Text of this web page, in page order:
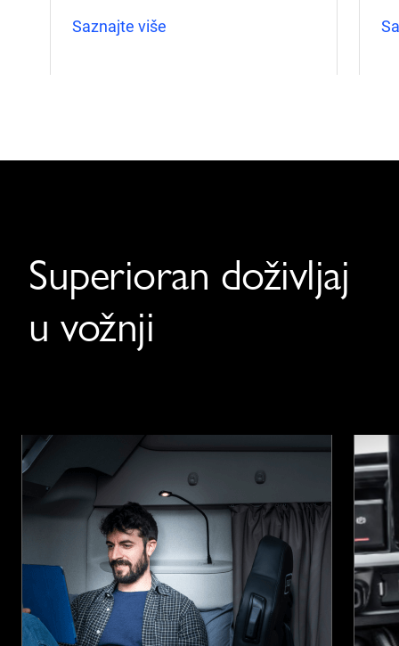
Saznajte više
Superioran doživljaj
u vožnji